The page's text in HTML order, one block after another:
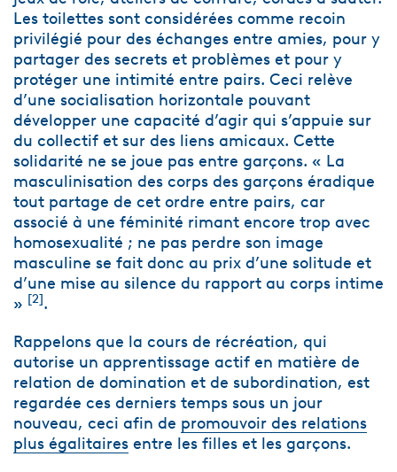
Les toilettes sont considérées comme recoin
privilégié pour des échanges entre amies, pour y
partager des secrets et problèmes et pour y
protéger une intimité entre pairs. Ceci relève
d’une socialisation horizontale pouvant
développer une capacité d’agir qui s’appuie sur
du collectif et sur des liens amicaux. Cette
solidarité ne se joue pas entre garçons. « La
masculinisation des corps des garçons éradique
tout partage de cet ordre entre pairs, car
associé à une féminité rimant encore trop avec
homosexualité ; ne pas perdre son image
masculine se fait donc au prix d’une solitude et
d’une mise au silence du rapport au corps intime
» [2].
Rappelons que la cours de récréation, qui
autorise un apprentissage actif en matière de
relation de domination et de subordination, est
regardée ces derniers temps sous un jour
nouveau, ceci afin de promouvoir des relations
plus égalitaires entre les filles et les garçons.